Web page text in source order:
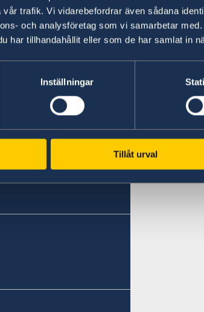
trafik. Vi vidarebefordrar även sådana
och analysföretag som vi samarbetar
har tillhandahållit eller som de har samlat in
Inställningar
Tillåt urval
prospekt